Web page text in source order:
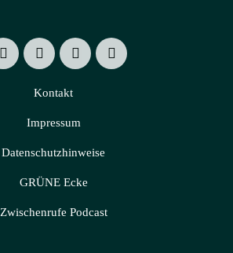
Kontakt
Impressum
Datenschutzhinweise
GRÜNE Ecke
Zwischenrufe Podcast